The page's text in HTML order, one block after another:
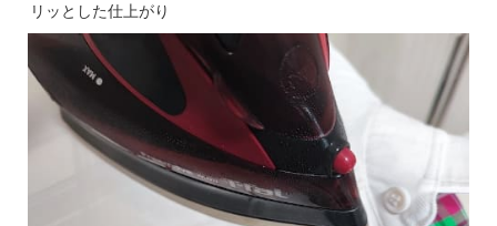
リッとした仕上がり